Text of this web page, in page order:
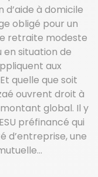
d’aide à domicile
obligé pour un
retraite modeste
en situation de
aux
quelle que soit
ouvrent droit à
montant global. Il y
préfinancé qui
d’entreprise, une